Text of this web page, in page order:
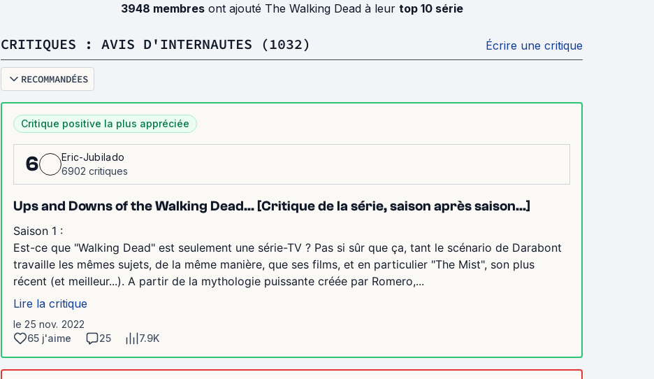
3948 membresont ajouté The Walking Dead à leur top 10 série
CRITIQUES : AVIS D'INTERNAUTES (1032) Écrire une critique
RECOMMANDÉES
Critique positive la plus appréciée
6
Eric-Jubilado
6902 critiques
Ups and Downs of the Walking Dead... [Critique de la série, saison après saison...]
Saison 1 :
Est-ce que "Walking Dead" est seulement une série-TV ? Pas si sûr que ça, tant le scénario de Darabont
travaille les mêmes sujets, de la même manière, que ses films, et en particulier "The Mist", son plus
récent (et meilleur...). A partir de la mythologie puissante créée par Romero,...
Lire la critique
le 25 nov. 2022
65 j'aime
25 7.9K